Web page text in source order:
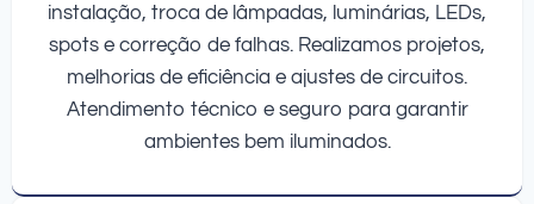
instalação, troca de lâmpadas, luminárias, LEDs,
spots e correção de falhas. Realizamos projetos,
melhorias de eficiência e ajustes de circuitos.
Atendimento técnico e seguro para garantir
ambientes bem iluminados.